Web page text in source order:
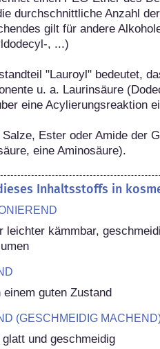
durchschnittliche Anzahl
gilt für andere
, ...)
"Lauroyl" bedeutet,
u. a. Laurinsäure
eine Acylierungsreaktion
Ester oder Amide der
eine Aminosäure).
Inhaltsstoffs in
leichter kämmbar,
guten Zustand
(GESCHMEIDIG
und geschmeidig